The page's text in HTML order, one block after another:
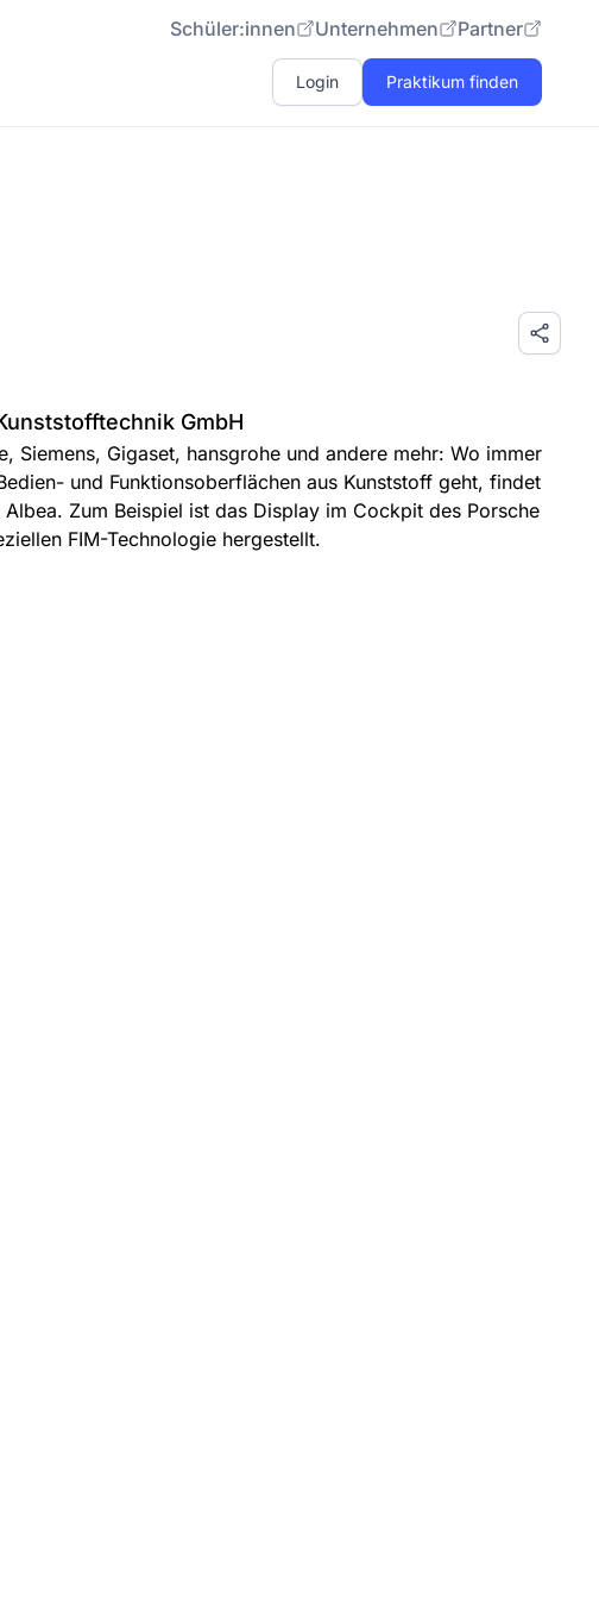
Schüler:innen Unternehmen Partner
Login Praktikum finden
GmbH
Siemens, Gigaset, hansgrohe und andere mehr: Wo immer
und Funktionsoberflächen aus Kunststoff geht, findet
Albea. Zum Beispiel ist das Display im Cockpit des Porsche
FIM-Technologie hergestellt.